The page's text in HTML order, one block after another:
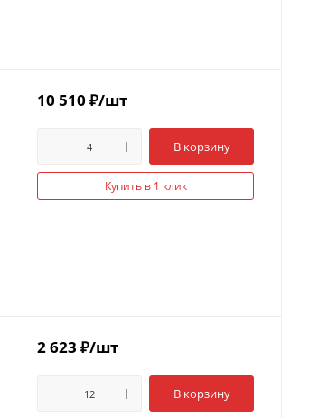
10 510 ₽/шт
В корзину
Купить в 1 клик
2 623 ₽/шт
В корзину